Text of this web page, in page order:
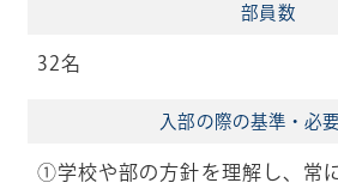
部員数
32名
入部の際の基準・必
①学校や部の方針を理解し、常